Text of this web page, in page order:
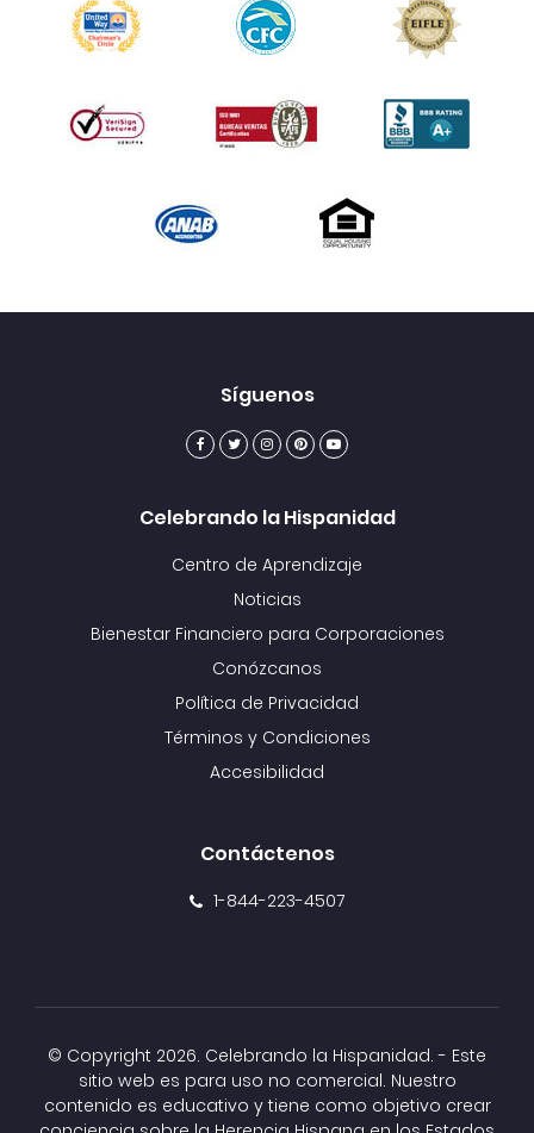
Síguenos
Celebrando la Hispanidad
Centro de Aprendizaje
Noticias
Bienestar Financiero para Corporaciones
Conózcanos
Política de Privacidad
Términos y Condiciones
Accesibilidad
Contáctenos
1-844-223-4507
© Copyright 2026. Celebrando la Hispanidad. - Este
sitio web es para uso no comercial. Nuestro
contenido es educativo y tiene como objetivo crear